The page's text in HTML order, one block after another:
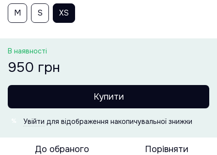
M S XS
В наявності
950 грн
Купити
Увійти для відображення накопичувальної знижки
До обраного Порівняти